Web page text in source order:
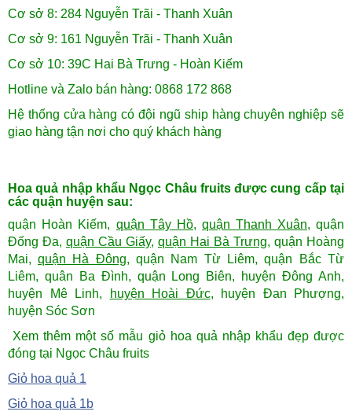
Cơ sở 8: 284 Nguyễn Trãi - Thanh Xuân
Cơ sở 9: 161 Nguyễn Trãi - Thanh Xuân
Cơ sở 10: 39C Hai Bà Trưng - Hoàn Kiếm
Hotline và Zalo bán hàng: 0868 172 868
Hệ thống cửa hàng có đội ngũ ship hàng chuyên nghiệp sẽ
giao hàng tận nơi cho quý khách hàng
Hoa quả nhập khẩu Ngọc Châu fruits được cung cấp tại
các quận huyện sau:
quận Hoàn Kiếm, quận Tây Hồ, quận Thanh Xuân, quận
Đống Đa, quận Cầu Giấy, quận Hai Bà Trưng, quận Hoàng
Mai, quận Hà Đông, quận Nam Từ Liêm, quận Bắc Từ
Liêm, quân Ba Đình, quận Long Biên, huyện Đông Anh,
huyện Mê Linh,
huyện Hoài Đức, huyện Đan Phượng,
huyện Sóc Sơn
Xem thêm một số mẫu giỏ hoa quả nhập khẩu đẹp được
đóng tại Ngọc Châu fruits
Giỏ hoa quả 1
Giỏ hoa quả 1b